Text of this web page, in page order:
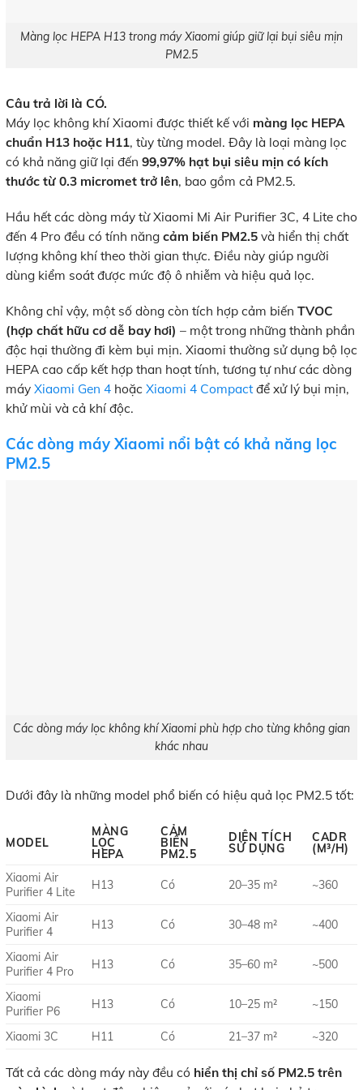
Màng lọc HEPA H13 trong máy Xiaomi giúp giữ lại bụi siêu mịn
PM2.5
Câu trả lời là CÓ.
Máy lọc không khí Xiaomi được thiết kế với màng lọc HEPA
chuẩn H13 hoặc H11, tùy từng model. Đây là loại màng lọc
có khả năng giữ lại đến 99,97% hạt bụi siêu mịn có kích
thước từ 0.3 micromet trở lên, bao gồm cả PM2.5.
Hầu hết các dòng máy từ Xiaomi Mi Air Purifier 3C, 4 Lite cho
đến 4 Pro đều có tính năng cảm biến PM2.5 và hiển thị chất
lượng không khí theo thời gian thực. Điều này giúp người
dùng kiểm soát được mức độ ô nhiễm và hiệu quả lọc.
Không chỉ vậy, một số dòng còn tích hợp cảm biến TVOC
(hợp chất hữu cơ dễ bay hơi) – một trong những thành phần
độc hại thường đi kèm bụi mịn. Xiaomi thường sử dụng bộ lọc
HEPA cao cấp kết hợp than hoạt tính, tương tự như các dòng
máy Xiaomi Gen 4 hoặc Xiaomi 4 Compactđể xử lý bụi mịn,
khử mùi và cả khí độc.
Các dòng máy Xiaomi nổi bật có khả năng lọc
PM2.5
Các dòng máy lọc không khí Xiaomi phù hợp cho từng không gian
khác nhau
Dưới đây là những model phổ biến có hiệu quả lọc PM2.5 tốt:
MODEL
MÀNG
LỌC
HEPA
CẢM
BIẾN
PM2.5
DIỆN TÍCH
SỬ DỤNG
CADR
(M³/H)
Xiaomi Air
Purifier 4 Lite
H13 Có 20–35 m² ~360
Xiaomi Air
Purifier 4
H13 Có 30–48 m² ~400
Xiaomi Air
Purifier 4 Pro
H13 Có 35–60 m² ~500
Xiaomi
Purifier P6
H13 Có 10–25 m² ~150
Xiaomi 3C H11 Có 21–37 m² ~320
Tất cả các dòng máy này đều có hiển thị chỉ số PM2.5 trên